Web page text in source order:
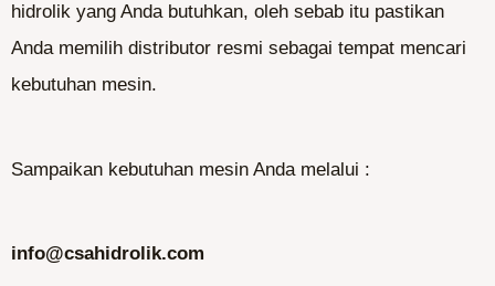
hidrolik yang Anda butuhkan, oleh sebab itu pastikan
Anda memilih distributor resmi sebagai tempat mencari
kebutuhan mesin.
Sampaikan kebutuhan mesin Anda melalui :
info@csahidrolik.com